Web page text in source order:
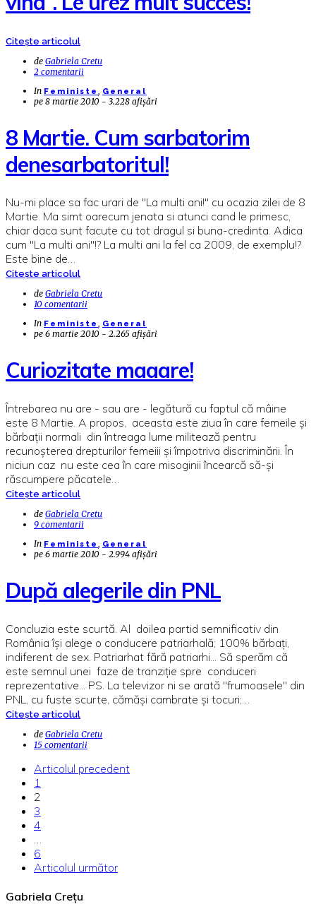
Citește articolul
de Gabriela Cretu
2 comentarii
In Feministe , General
pe 8 martie 2010 - 3.228 afișări
8 Martie. Cum sarbatorim
denesarbatoritul!
Nu-mi place sa fac urari de "La multi ani!" cu ocazia zilei de 8
Martie. Ma simt oarecum jenata si atunci cand le primesc,
chiar daca sunt facute cu tot dragul si buna-credinta. Adica
cum "La multi ani"!? La multi ani la fel ca 2009, de exemplu!?
Este bine de…
Citește articolul
de Gabriela Cretu
10 comentarii
In Feministe , General
pe 6 martie 2010 - 2.265 afișări
Curiozitate maaare!
Întrebarea nu are - sau are - legătură cu faptul că mâine
este 8 Martie. A propos, aceasta este ziua în care femeile şi
bărbaţii normali din întreaga lume militează pentru
recunoşterea drepturilor femeiii şi împotriva discriminării. În
niciun caz nu este cea în care misoginii încearcă să-şi
răscumpere păcatele…
Citește articolul
de Gabriela Cretu
9 comentarii
In Feministe , General
pe 6 martie 2010 - 2.994 afișări
După alegerile din PNL
Concluzia este scurtă. Al doilea partid semnificativ din
România îşi alege o conducere patriarhală; 100% bărbaţi,
indiferent de sex. Patriarhat fără patriarhi... Să sperăm că
este semnul unei faze de tranziţie spre conduceri
reprezentative... PS. La televizor ni se arată "frumoasele" din
PNL, cu fuste scurte, cămăşi cambrate şi tocuri;…
Citește articolul
de Gabriela Cretu
15 comentarii
Articolul precedent
1
2
3
4
…
6
Articolul următor
Gabriela Crețu